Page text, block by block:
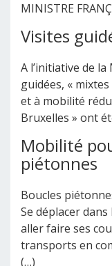
MINISTRE
Visites
A l’initiative de
guidées, «
et à mobilité
Bruxelles » ont
Mobilité
piétonnes
Boucles
Se déplacer
aller faire ses
transports en
(…)